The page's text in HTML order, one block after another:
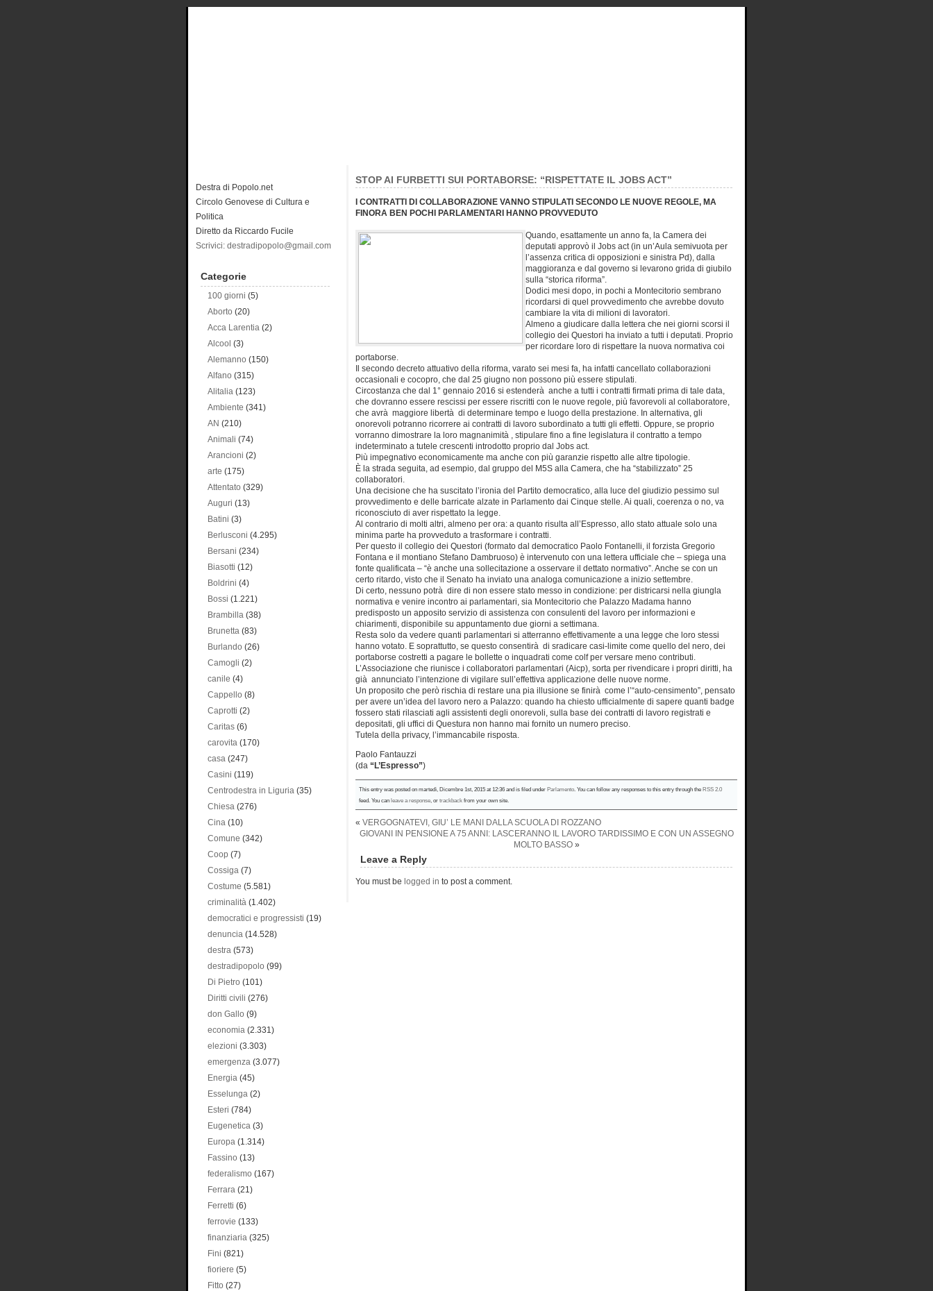
STOP AI FURBETTI SUI PORTABORSE: “RISPETTATE IL JOBS ACT”
I CONTRATTI DI COLLABORAZIONE VANNO STIPULATI SECONDO LE NUOVE REGOLE, MA
FINORA BEN POCHI PARLAMENTARI HANNO PROVVEDUTO
Quando, esattamente un anno fa, la Camera dei
deputati approvò il Jobs act (in un’Aula semivuota per
l’assenza critica di opposizioni e sinistra Pd), dalla
maggioranza e dal governo si levarono grida di giubilo
sulla “storica riforma”.
Dodici mesi dopo, in pochi a Montecitorio sembrano
ricordarsi di quel provvedimento che avrebbe dovuto
cambiare la vita di milioni di lavoratori.
Almeno a giudicare dalla lettera che nei giorni scorsi il
collegio dei Questori ha inviato a tutti i deputati. Proprio
per ricordare loro di rispettare la nuova normativa coi
portaborse.
Il secondo decreto attuativo della riforma, varato sei mesi fa, ha infatti cancellato collaborazioni
occasionali e cocopro, che dal 25 giugno non possono più essere stipulati.
Circostanza che dal 1° gennaio 2016 si estenderà anche a tutti i contratti firmati prima di tale data,
che dovranno essere rescissi per essere riscritti con le nuove regole, più favorevoli al collaboratore,
che avrà maggiore libertà di determinare tempo e luogo della prestazione. In alternativa, gli
onorevoli potranno ricorrere ai contratti di lavoro subordinato a tutti gli effetti. Oppure, se proprio
vorranno dimostrare la loro magnanimità , stipulare fino a fine legislatura il contratto a tempo
indeterminato a tutele crescenti introdotto proprio dal Jobs act.
Più impegnativo economicamente ma anche con più garanzie rispetto alle altre tipologie.
È la strada seguita, ad esempio, dal gruppo del M5S alla Camera, che ha “stabilizzato” 25
collaboratori.
Una decisione che ha suscitato l’ironia del Partito democratico, alla luce del giudizio pessimo sul
provvedimento e delle barricate alzate in Parlamento dai Cinque stelle. Ai quali, coerenza o no, va
riconosciuto di aver rispettato la legge.
Al contrario di molti altri, almeno per ora: a quanto risulta all’Espresso, allo stato attuale solo una
minima parte ha provveduto a trasformare i contratti.
Per questo il collegio dei Questori (formato dal democratico Paolo Fontanelli, il forzista Gregorio
Fontana e il montiano Stefano Dambruoso) è intervenuto con una lettera ufficiale che – spiega una
fonte qualificata – “è anche una sollecitazione a osservare il dettato normativo”. Anche se con un
certo ritardo, visto che il Senato ha inviato una analoga comunicazione a inizio settembre.
Di certo, nessuno potrà dire di non essere stato messo in condizione: per districarsi nella giungla
normativa e venire incontro ai parlamentari, sia Montecitorio che Palazzo Madama hanno
predisposto un apposito servizio di assistenza con consulenti del lavoro per informazioni e
chiarimenti, disponibile su appuntamento due giorni a settimana.
Resta solo da vedere quanti parlamentari si atterranno effettivamente a una legge che loro stessi
hanno votato. E soprattutto, se questo consentirà di sradicare casi-limite come quello del nero, dei
portaborse costretti a pagare le bollette o inquadrati come colf per versare meno contributi.
L’Associazione che riunisce i collaboratori parlamentari (Aicp), sorta per rivendicare i propri diritti, ha
già annunciato l’intenzione di vigilare sull’effettiva applicazione delle nuove norme.
Un proposito che però rischia di restare una pia illusione se finirà come l’“auto-censimento”, pensato
per avere un’idea del lavoro nero a Palazzo: quando ha chiesto ufficialmente di sapere quanti badge
fossero stati rilasciati agli assistenti degli onorevoli, sulla base dei contratti di lavoro registrati e
depositati, gli uffici di Questura non hanno mai fornito un numero preciso.
Tutela della privacy, l’immancabile risposta.
Paolo Fantauzzi
(da “L’Espresso”)
This entry was posted on martedì, Dicembre 1st, 2015 at 12:36 and is filed under Parlamento . You can follow any responses to this entry through the RSS 2.0
feed. You can leave a response , or trackback from your own site.
« VERGOGNATEVI, GIU’ LE MANI DALLA SCUOLA DI ROZZANO
GIOVANI IN PENSIONE A 75 ANNI: LASCERANNO IL LAVORO TARDISSIMO E CON UN ASSEGNO
MOLTO BASSO»
Leave a Reply
You must be logged in to post a comment.
Destra di Popolo.net
Circolo Genovese di Cultura e
Politica
Diretto da Riccardo Fucile
Scrivici: destradipopolo@gmail.com
Categorie
100 giorni (5)
Aborto (20)
Acca Larentia (2)
Alcool (3)
Alemanno (150)
Alfano (315)
Alitalia (123)
Ambiente (341)
AN (210)
Animali (74)
Arancioni (2)
arte (175)
Attentato (329)
Auguri (13)
Batini (3)
Berlusconi (4.295)
Bersani (234)
Biasotti (12)
Boldrini (4)
Bossi (1.221)
Brambilla (38)
Brunetta (83)
Burlando (26)
Camogli (2)
canile (4)
Cappello (8)
Caprotti (2)
Caritas (6)
carovita (170)
casa (247)
Casini (119)
Centrodestra in Liguria (35)
Chiesa (276)
Cina (10)
Comune (342)
Coop (7)
Cossiga (7)
Costume (5.581)
criminalità (1.402)
democratici e progressisti (19)
denuncia (14.528)
destra (573)
destradipopolo (99)
Di Pietro (101)
Diritti civili (276)
don Gallo (9)
economia (2.331)
elezioni (3.303)
emergenza (3.077)
Energia (45)
Esselunga (2)
Esteri (784)
Eugenetica (3)
Europa (1.314)
Fassino (13)
federalismo (167)
Ferrara (21)
Ferretti (6)
ferrovie (133)
finanziaria (325)
Fini (821)
fioriere (5)
Fitto (27)